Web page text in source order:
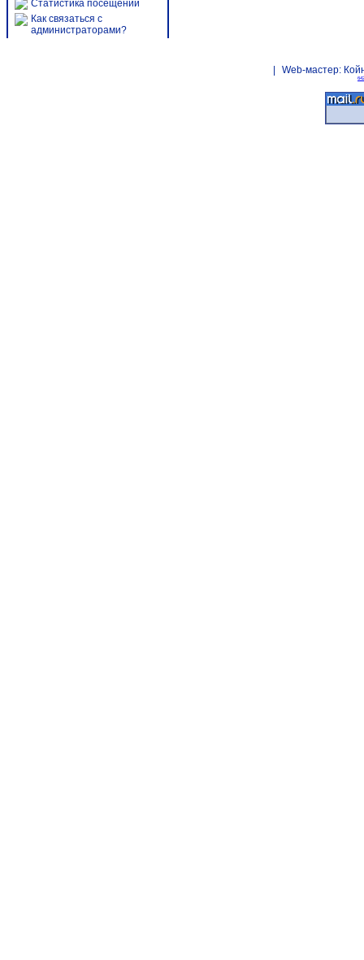
Статистика посещений
Как связаться с
администраторами?
Web-мастер: